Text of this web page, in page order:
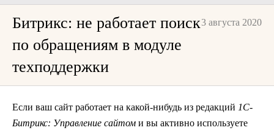
3 августа 2020
Битрикс: не работает поиск
по обращениям в модуле
техподдержки
Если ваш сайт работает на какой-нибудь из редакций 1С-
Битрикс: Управление сайтом и вы активно используете